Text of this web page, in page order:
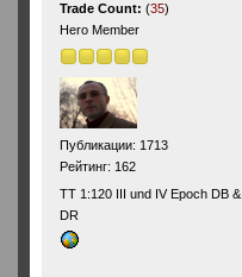
Trade Count:(35)
Hero Member
Публикации: 1713
Рейтинг: 162
ТТ 1:120 III und IV Epoch DB &
DR